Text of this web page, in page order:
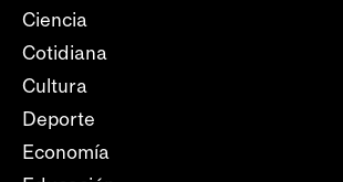
Ciencia
Cotidiana
Cultura
Deporte
Economía